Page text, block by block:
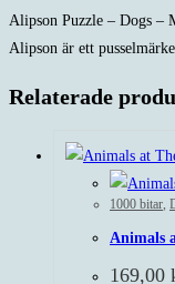
1000
bitar
Alipson Puzzle – Dogs –
Alipson är ett
Relaterade
1000 bitar,
Animals
169,00